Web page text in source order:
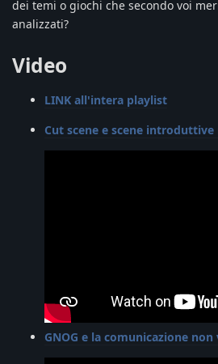
dei temi o giochi che secondo voi
analizzati?
Video
LINK all'intera playlist
Cut scene e scene
GNOG e la comunicazione non